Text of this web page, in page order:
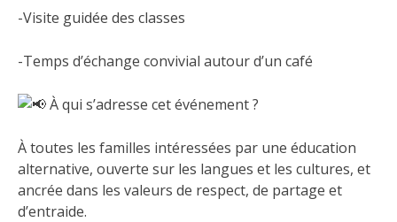
-Visite guidée des classes
-Temps d’échange convivial autour d’un café
À qui s’adresse cet événement ?
À toutes les familles intéressées par une éducation
alternative, ouverte sur les langues et les cultures, et
ancrée dans les valeurs de respect, de partage et
d’entraide.